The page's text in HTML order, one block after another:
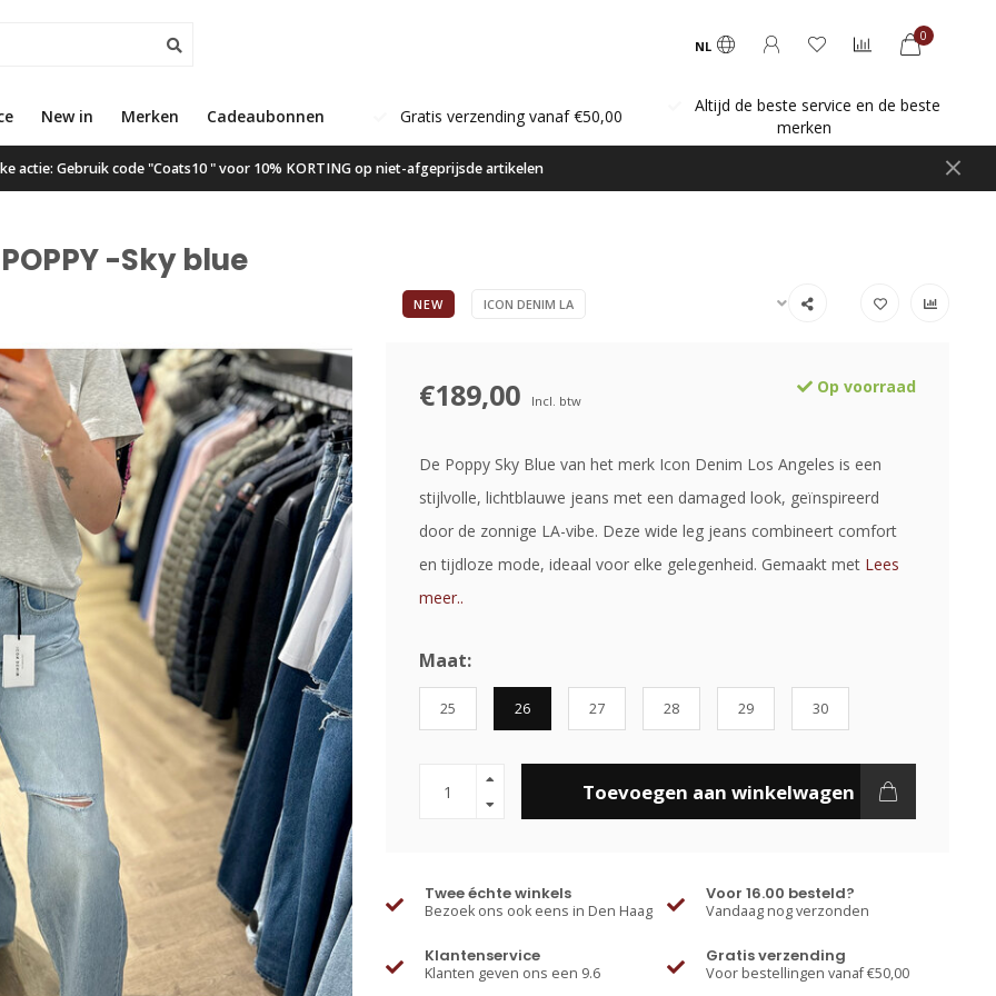
NL
0
New in Merken Cadeaubonnen
Klanten geven ons een 9.6 Gratis verzending vanaf €50,00
Altijd de beste service en de beste
merken
actie: Gebruik code "Coats10 " voor 10% KORTING op niet-afgeprijsde artikelen
-Sky blue
NEW ICON DENIM LA
€189,00 Incl. btw
Op voorraad
De Poppy Sky Blue van het merk Icon Denim Los Angeles is een
stijlvolle, lichtblauwe jeans met een damaged look, geïnspireerd
door de zonnige LA-vibe. Deze wide leg jeans combineert comfort
en tijdloze mode, ideaal voor elke gelegenheid. Gemaakt met Lees
meer..
Maat:
25 26 27 28 29 30
Toevoegen aan winkelwagen
Twee échte winkels
Bezoek ons ook eens in Den Haag
Voor 16.00 besteld?
Vandaag nog verzonden
Klantenservice
Klanten geven ons een 9.6
Gratis verzending
Voor bestellingen vanaf €50,00